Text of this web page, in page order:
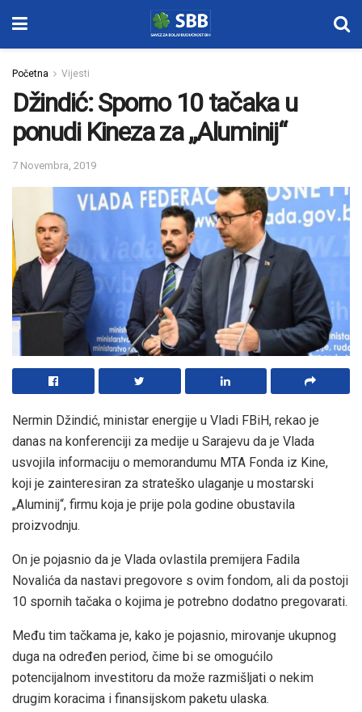
Početna Vijesti
Džindić: Sporno 10 tačaka u
ponudi Kineza za „Aluminij“
7 Novembra, 2019
Nermin Džindić, ministar energije u Vladi FBiH, rekao je
danas na konferenciji za medije u Sarajevu da je Vlada
usvojila informaciju o memorandumu MTA Fonda iz Kine,
koji je zainteresiran za strateško ulaganje u mostarski
„Aluminij“, firmu koja je prije pola godine obustavila
proizvodnju.
On je pojasnio da je Vlada ovlastila premijera Fadila
Novalića da nastavi pregovore s ovim fondom, ali da postoji
10 spornih tačaka o kojima je potrebno dodatno pregovarati.
Među tim tačkama je, kako je pojasnio, mirovanje ukupnog
duga na određen period, čime bi se omogućilo
potencijalnom investitoru da može razmišljati o nekim
drugim koracima i finansijskom paketu ulaska.